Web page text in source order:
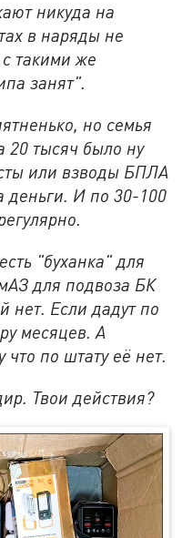
никуда на
в наряды не
такими же
занят".
но семья
20 тысяч было ну
или взводы БПЛА
деньги. И по 30-100
"буханка" для
для подвоза БК
нет. Если дадут по
месяцев. А
что по штату её нет.
Твои действия?